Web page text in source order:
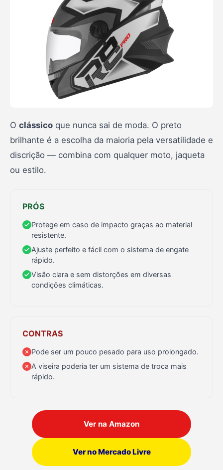
O clássico que nunca sai de moda. O preto
brilhante é a escolha da maioria pela versatilidade e
discrição — combina com qualquer moto, jaqueta
ou estilo.
PRÓS
Protege em caso de impacto graças ao material
resistente.
Ajuste perfeito e fácil com o sistema de engate
rápido.
Visão clara e sem distorções em diversas
condições climáticas.
CONTRAS
Pode ser um pouco pesado para uso prolongado.
A viseira poderia ter um sistema de troca mais
rápido.
Ver na Amazon
Ver no Mercado Livre